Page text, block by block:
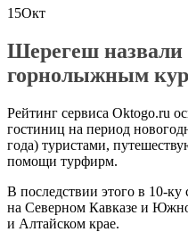
15Окт
Шерегеш
горнолыжным
Рейтинг сервиса Oktogo.ru
гостиниц на период
года) туристами,
помощи турфирм.
В последствии этого в 10-
на Северном Кавказе и
и Алтайском крае.